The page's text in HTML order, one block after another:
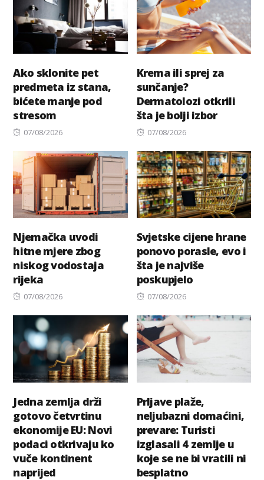
Ako sklonite pet
predmeta iz stana,
bićete manje pod
stresom
Posted
07/08/2026
Krema ili sprej za
sunčanje?
Dermatolozi otkrili
šta je bolji izbor
Posted
07/08/2026
Njemačka uvodi
hitne mjere zbog
niskog vodostaja
rijeka
Posted
07/08/2026
Svjetske cijene hrane
ponovo porasle, evo i
šta je najviše
poskupjelo
Posted
07/08/2026
Jedna zemlja drži
gotovo četvrtinu
ekonomije EU: Novi
podaci otkrivaju ko
vuče kontinent
naprijed
Prljave plaže,
neljubazni domaćini,
prevare: Turisti
izglasali 4 zemlje u
koje se ne bi vratili ni
besplatno